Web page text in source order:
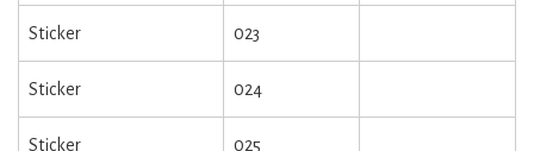
Sticker 023
Sticker 024
Sticker 025